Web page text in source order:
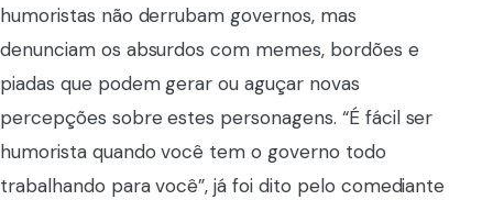
humoristas não derrubam governos, mas
denunciam os absurdos com memes, bordões e
piadas que podem gerar ou aguçar novas
percepções sobre estes personagens. “É fácil ser
humorista quando você tem o governo todo
trabalhando para você”, já foi dito pelo comediante